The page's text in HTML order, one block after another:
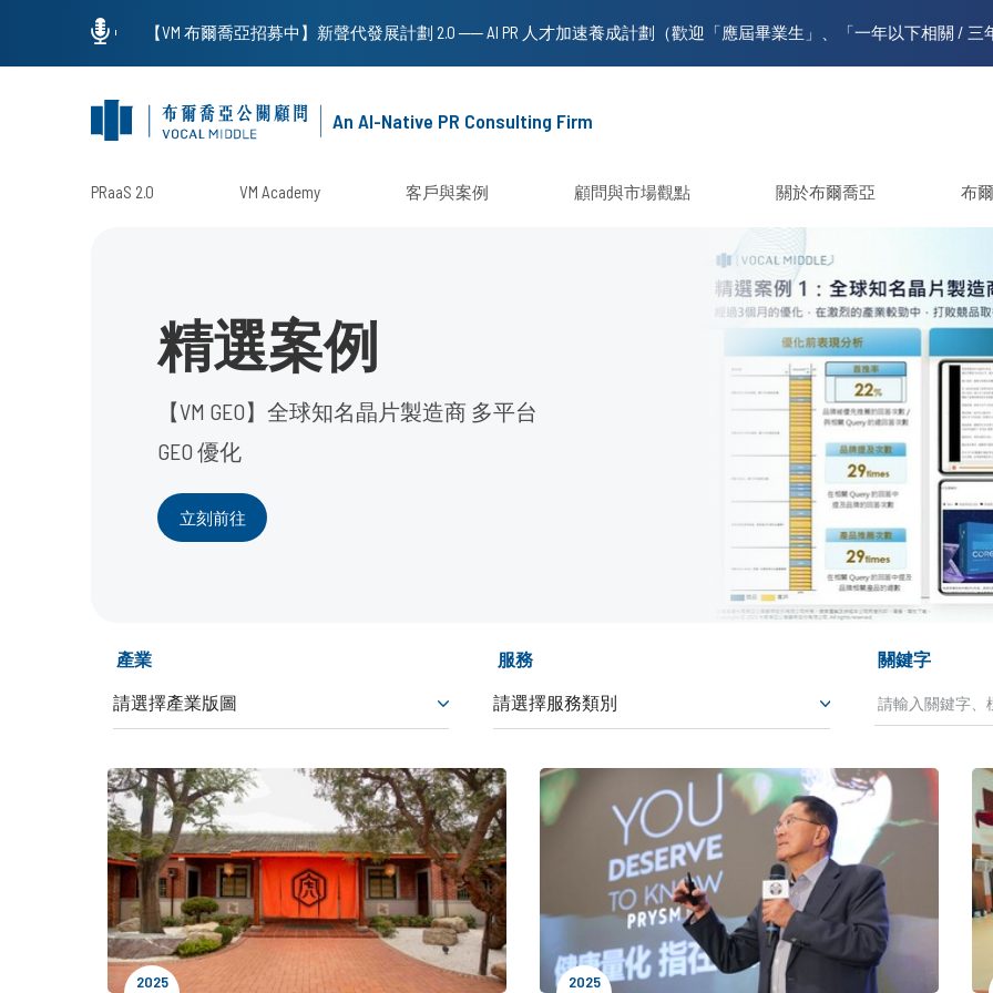
An AI-Native PR Consulting Firm
PRaaS 2.0 VM Academy 客戶與案例 顧問與市場觀點 關於布爾喬亞 布
精選案例
【VM GEO】全球知名晶片製造商 多平台
GEO 優化
立刻前往
產業 服務 關鍵字
2025 2025